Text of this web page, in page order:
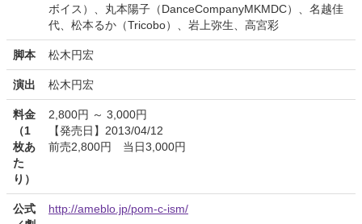
ボイス）、丸本陽子（DanceCompanyMKMDC）、名越佳
代、松本るか（Tricobo）、岩上弥生、高宮彩
脚本 松木円宏
演出 松木円宏
料金
（1
枚あ
た
り）
2,800円 ～ 3,000円
【発売日】2013/04/12
前売2,800円 当日3,000円
公式
http://ameblo.jp/pom-c-ism/